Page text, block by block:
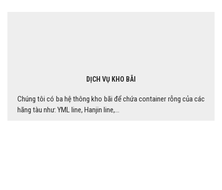
DỊCH VỤ KHO BÃI
Chúng tôi có ba hệ thông kho bãi để chứa container rỗng của các
hãng tàu như: YML line, Hanjin line,...